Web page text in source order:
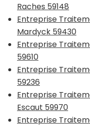
Raches 59148
Entreprise
Mardyck 59430
Entreprise
59610
Entreprise
59236
Entreprise
Escaut 59970
Entreprise